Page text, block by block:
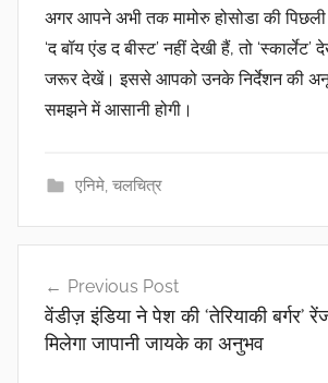
अगर आपने अभी तकमामोरु होसोडाकी
‘द बॉय एंड द बीस्ट’ नहीं देखी हैं, तो
जरूर देखें। इससे आपको उनके निर्देशन की
समझने में आसानी होगी।
एनिमे, चलचित्र
नेविगेशनPrevious Post
वेंडीज़ इंडिया ने पेश की ‘तेरियाकी बर्गर’
मिलेगा जापानी जायके का अनुभव